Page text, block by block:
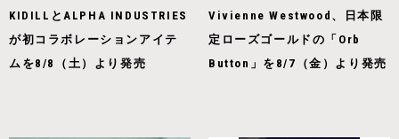
KIDILLとALPHA INDUSTRIES
が初コラボレーションアイテ
ムを8/8（土）より発売
Vivienne Westwood、日本限
定ローズゴールドの「Orb
Button」を8/7（金）より発売